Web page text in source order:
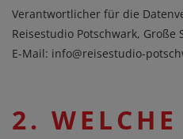
Verantwortlicher für die
Reisestudio Potschwark, Große
E-Mail: info@reisestudio-
2.